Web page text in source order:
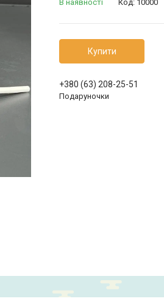
В наявності Код: 10000
Купити
+380 (63) 208-25-51
Подаруночки